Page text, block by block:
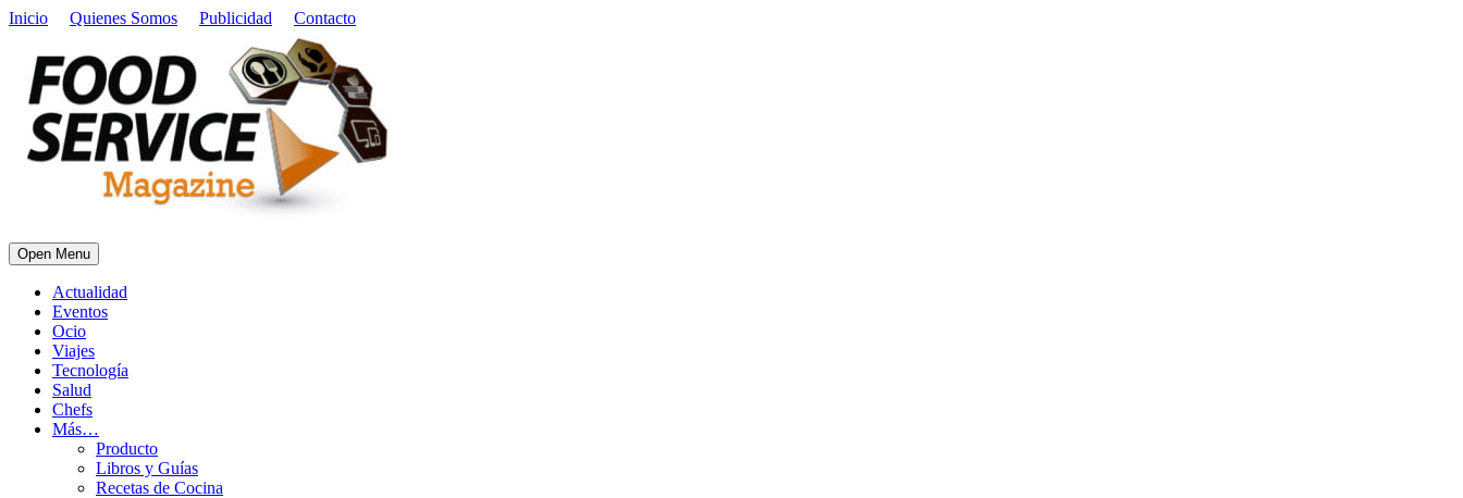
Inicio Quienes Somos Publicidad Contacto
Open Menu
Actualidad
Eventos
Ocio
Viajes
Tecnología
Salud
Chefs
Más…
Producto
Libros y Guías
Recetas de Cocina